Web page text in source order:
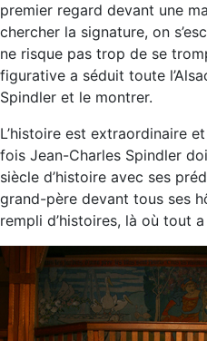
premier regard devant une
chercher la signature, on
ne risque pas trop de se
figurative a séduit toute
Spindler et le montrer.
L’histoire est extraordinaire
fois Jean-Charles Spindler
siècle d’histoire avec ses
grand-père devant tous ses
rempli d’histoires, là où tout